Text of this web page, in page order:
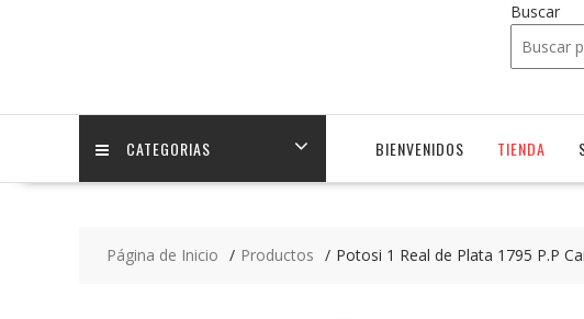
Buscar
CATEGORIAS BIENVENIDOS TIENDA
Página de Inicio Productos Potosi 1 Real de Plata 1795 P.P